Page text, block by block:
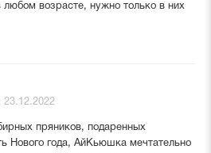
любом возрасте, нужно только в них
23.12.2022
пряников, подаренных
Нового года, АйКьюшка мечтательно